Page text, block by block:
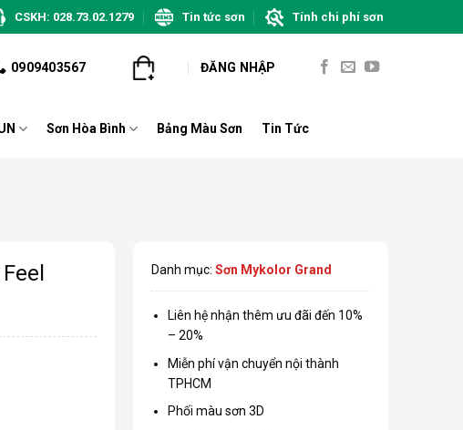
CSKH: 028.73.02.1279 Tin tức sơn Tính chi phí sơn
0909403567 ĐĂNG NHẬP
Sơn Hòa Bình Bảng Màu Sơn Tin Tức
Danh mục: Sơn Mykolor Grand
Liên hệ nhận thêm ưu đãi đến 10%
– 20%
Miễn phí vận chuyển nội thành
TPHCM
Phối màu sơn 3D